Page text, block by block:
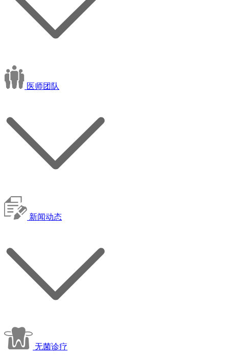
医师团队
新闻动态
无菌诊疗